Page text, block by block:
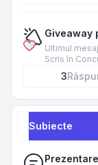
Giveaway
Ultimul
Scris în
3
Subiecte